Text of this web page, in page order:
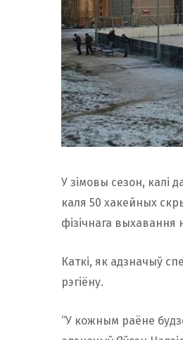
У зімовы сезон, калі
каля 50 хакейных
фізічнага выхавання
Каткі, як адзначыў
рэгіёну.
“У кожным раёне